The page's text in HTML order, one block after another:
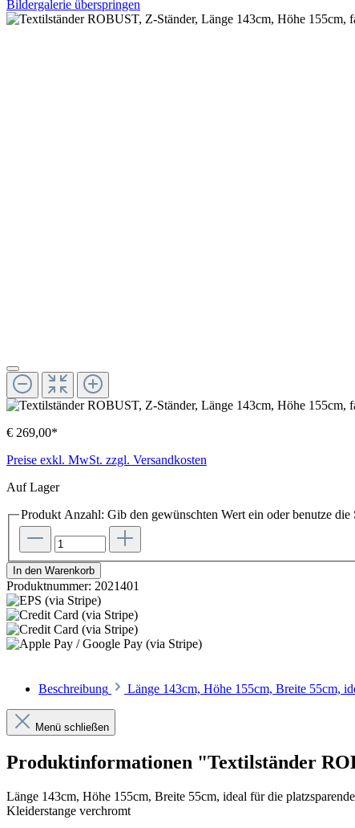
Bildergalerie überspringen
€ 269,00*
Preise exkl. MwSt. zzgl. Versandkosten
Auf Lager
Produkt Anzahl: Gib den gewünschten Wert ein oder benutze
In den Warenkorb
Produktnummer: 2021401
Beschreibung Länge 143cm, Höhe 155cm, Breite 55cm,
Menü schließen
Produktinformationen "Textilständer
Länge 143cm, Höhe 155cm, Breite 55cm, ideal für die
Kleiderstange verchromt